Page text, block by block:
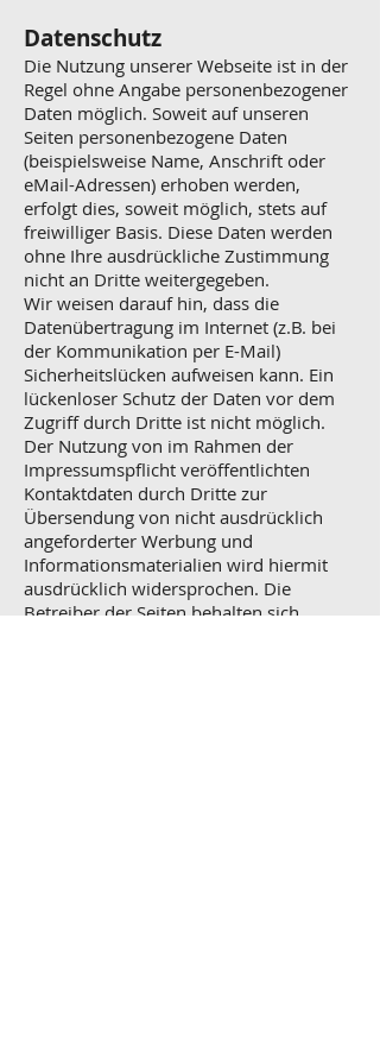
Datenschutz
Die Nutzung unserer Webseite ist in der
Regel ohne Angabe personenbezogener
Daten möglich. Soweit auf unseren
Seiten personenbezogene Daten
(beispielsweise Name, Anschrift oder
eMail-Adressen) erhoben werden,
erfolgt dies, soweit möglich, stets auf
freiwilliger Basis. Diese Daten werden
ohne Ihre ausdrückliche Zustimmung
nicht an Dritte weitergegeben.
Wir weisen darauf hin, dass die
Datenübertragung im Internet (z.B. bei
der Kommunikation per E-Mail)
Sicherheitslücken aufweisen kann. Ein
lückenloser Schutz der Daten vor dem
Zugriff durch Dritte ist nicht möglich.
Der Nutzung von im Rahmen der
Impressumspflicht veröffentlichten
Kontaktdaten durch Dritte zur
Übersendung von nicht ausdrücklich
angeforderter Werbung und
Informationsmaterialien wird hiermit
ausdrücklich widersprochen. Die
Betreiber der Seiten behalten sich